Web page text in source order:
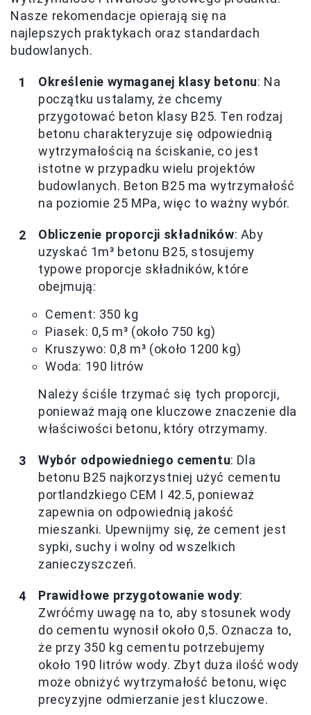
Nasze rekomendacje opierają się na
najlepszych praktykach oraz standardach
budowlanych.
Określenie wymaganej klasy betonu: Na
początku ustalamy, że chcemy
przygotować beton klasy B25. Ten rodzaj
betonu charakteryzuje się odpowiednią
wytrzymałością na ściskanie, co jest
istotne w przypadku wielu projektów
budowlanych. Beton B25 ma wytrzymałość
na poziomie 25 MPa, więc to ważny wybór.
Obliczenie proporcji składników: Aby
uzyskać 1m³ betonu B25, stosujemy
typowe proporcje składników, które
obejmują:
Cement: 350 kg
Piasek: 0,5 m³ (około 750 kg)
Kruszywo: 0,8 m³ (około 1200 kg)
Woda: 190 litrów
Należy ściśle trzymać się tych proporcji,
ponieważ mają one kluczowe znaczenie dla
właściwości betonu, który otrzymamy.
Wybór odpowiedniego cementu: Dla
betonu B25 najkorzystniej użyć cementu
portlandzkiego CEM I 42.5, ponieważ
zapewnia on odpowiednią jakość
mieszanki. Upewnijmy się, że cement jest
sypki, suchy i wolny od wszelkich
zanieczyszczeń.
Prawidłowe przygotowanie wody:
Zwróćmy uwagę na to, aby stosunek wody
do cementu wynosił około 0,5. Oznacza to,
że przy 350 kg cementu potrzebujemy
około 190 litrów wody. Zbyt duża ilość wody
może obniżyć wytrzymałość betonu, więc
precyzyjne odmierzanie jest kluczowe.